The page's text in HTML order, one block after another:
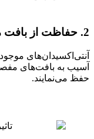
2. حفاظت از بافت مفصلی:
آسیب به بافت‌های
حفظ می‌نمایند.